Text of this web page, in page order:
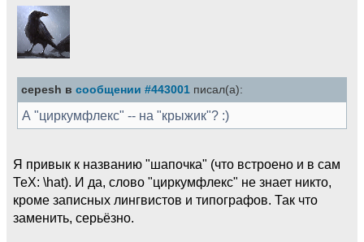
cepesh в сообщении #443001 писал(а):
А "циркумфлекс" -- на "крыжик"? :)
Я привык к названию "шапочка" (что встроено и в сам
ТеХ: \hat). И да, слово "циркумфлекс" не знает никто,
кроме записных лингвистов и типографов. Так что
заменить, серьёзно.